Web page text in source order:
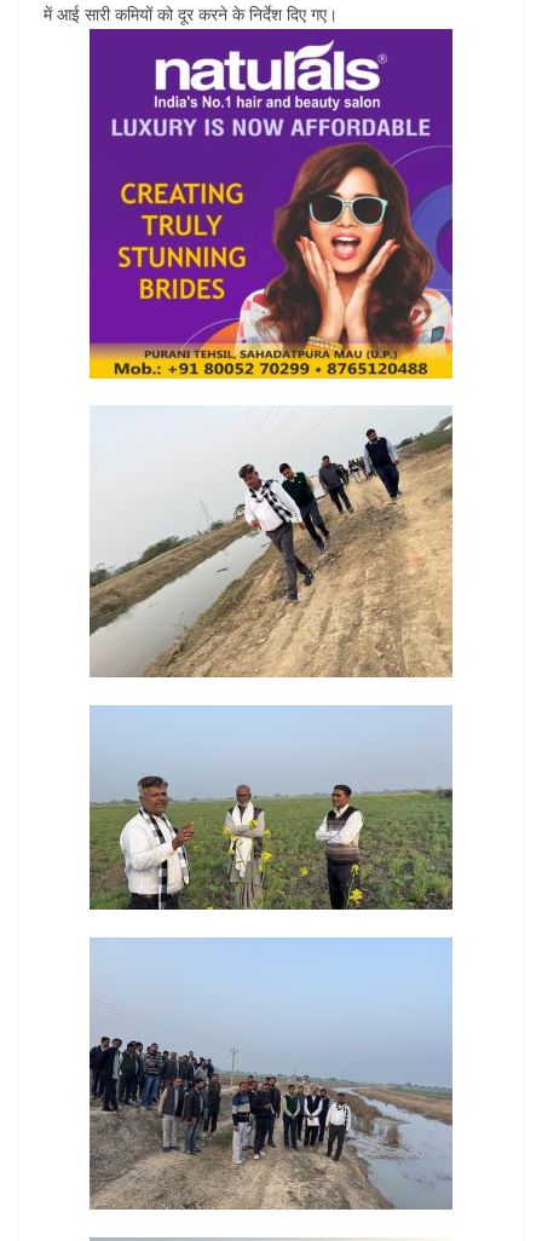
में आई सारी कमियों को दूर करने के निर्देश दिए गए।